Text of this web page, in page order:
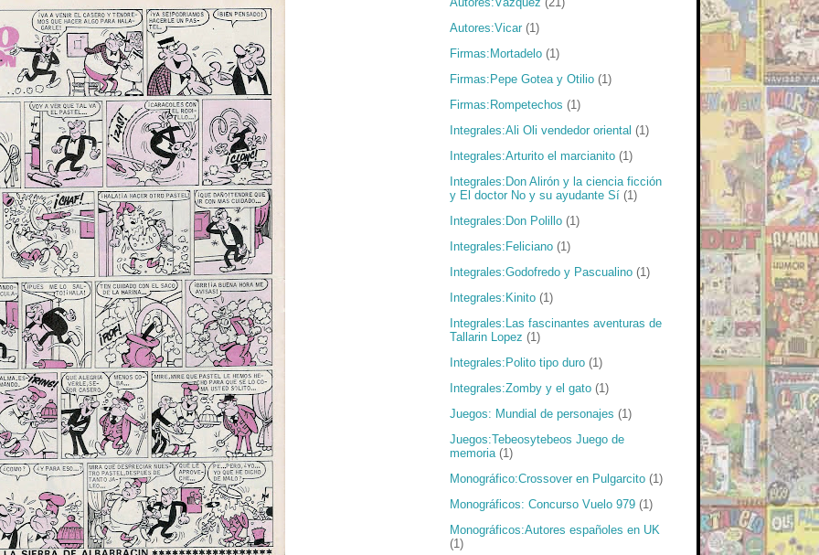
Autores:Vicar (1)
Firmas:Mortadelo (1)
Firmas:Pepe Gotea y Otilio (1)
Firmas:Rompetechos (1)
Integrales:Ali Oli vendedor oriental (1)
Integrales:Arturito el marcianito (1)
Integrales:Don Alirón y la ciencia ficción
y El doctor No y su ayudante Sí (1)
Integrales:Don Polillo (1)
Integrales:Feliciano (1)
Integrales:Godofredo y Pascualino (1)
Integrales:Kinito (1)
Integrales:Las fascinantes aventuras de
Tallarin Lopez (1)
Integrales:Polito tipo duro (1)
Integrales:Zomby y el gato (1)
Juegos: Mundial de personajes (1)
Juegos:Tebeosytebeos Juego de
memoria (1)
Monográfico:Crossover en Pulgarcito (1)
Monográficos: Concurso Vuelo 979 (1)
Monográficos:Autores españoles en UK
(1)